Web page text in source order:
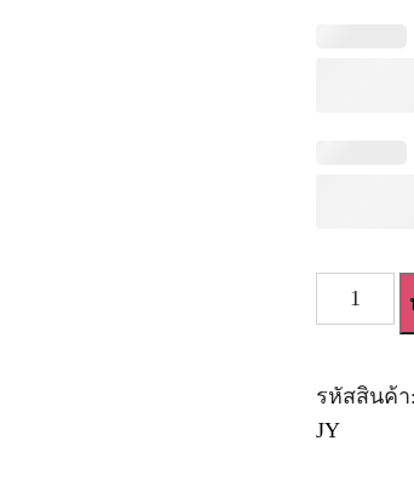
จำนวน
ตุ๊กตา
JY
Silicone
รหัสสินค้า:
JY